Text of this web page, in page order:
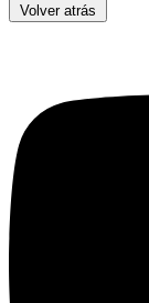
Volver atrás